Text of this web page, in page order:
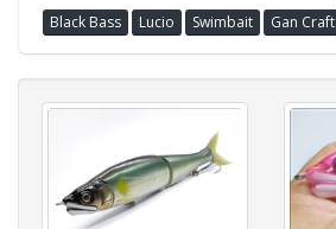
Black Bass Lucio Swimbait Gan Craft